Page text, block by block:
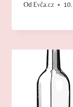
Od Evča.cz